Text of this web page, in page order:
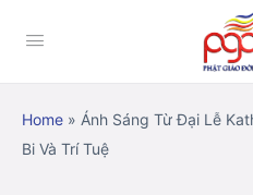
Home » Ánh Sáng Từ Đại Lễ
Bi Và Trí Tuệ